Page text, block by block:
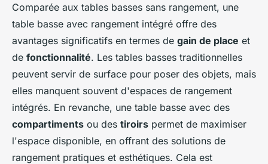
Comparée aux tables basses sans rangement, une
table basse avec rangement intégré offre des
avantages significatifs en termes de gain de place et
de fonctionnalité. Les tables basses traditionnelles
peuvent servir de surface pour poser des objets, mais
elles manquent souvent d'espaces de rangement
intégrés. En revanche, une table basse avec des
compartiments ou des tiroirs permet de maximiser
l'espace disponible, en offrant des solutions de
rangement pratiques et esthétiques. Cela est